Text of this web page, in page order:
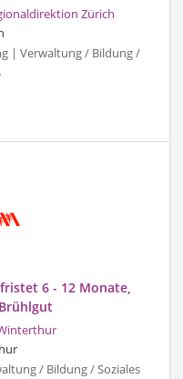
Zürich
| Verwaltung / Bildung /
6 - 12 Monate,
/ Bildung / Soziales